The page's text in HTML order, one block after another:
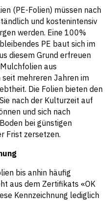
(PE-Folien) müssen nach
und kostenintensiv
werden. Eine 100%
PE baut sich im
diesem Grund erfreuen
aus
mehreren Jahren im
Die Folien bieten den
nach der Kulturzeit auf
und sich nach
bei günstigen
Frist zersetzen.
bis anhin häufig
aus dem Zertifikats «OK
Kennzeichnung lediglich